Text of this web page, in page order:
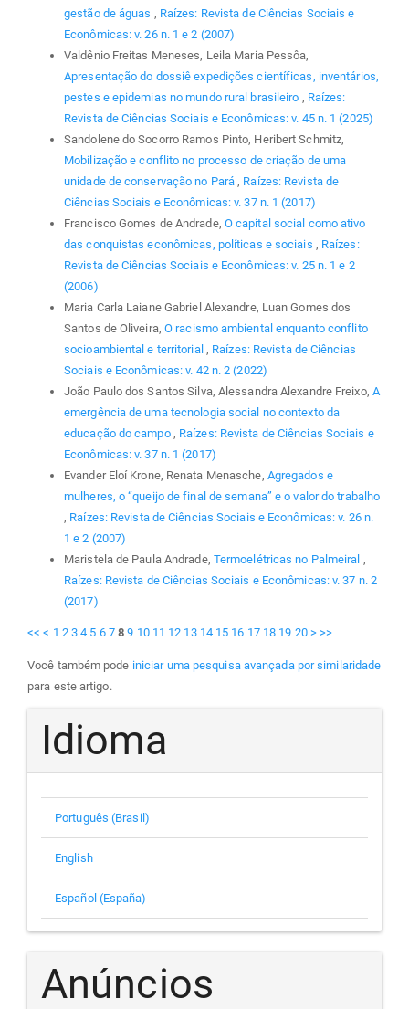
gestão de águas , Raízes: Revista de Ciências Sociais e
Econômicas: v. 26 n. 1 e 2 (2007)
Valdênio Freitas Meneses, Leila Maria Pessôa,
Apresentação do dossiê expedições científicas, inventários,
pestes e epidemias no mundo rural brasileiro , Raízes:
Revista de Ciências Sociais e Econômicas: v. 45 n. 1 (2025)
Sandolene do Socorro Ramos Pinto, Heribert Schmitz,
Mobilização e conflito no processo de criação de uma
unidade de conservação no Pará , Raízes: Revista de
Ciências Sociais e Econômicas: v. 37 n. 1 (2017)
Francisco Gomes de Andrade, O capital social como ativo
das conquistas econômicas, políticas e sociais , Raízes:
Revista de Ciências Sociais e Econômicas: v. 25 n. 1 e 2
(2006)
Maria Carla Laiane Gabriel Alexandre, Luan Gomes dos
Santos de Oliveira, O racismo ambiental enquanto conflito
socioambiental e territorial , Raízes: Revista de Ciências
Sociais e Econômicas: v. 42 n. 2 (2022)
João Paulo dos Santos Silva, Alessandra Alexandre Freixo, A
emergência de uma tecnologia social no contexto da
educação do campo , Raízes: Revista de Ciências Sociais e
Econômicas: v. 37 n. 1 (2017)
Evander Eloí Krone, Renata Menasche, Agregados e
mulheres, o “queijo de final de semana” e o valor do trabalho
, Raízes: Revista de Ciências Sociais e Econômicas: v. 26 n.
1 e 2 (2007)
Maristela de Paula Andrade, Termoelétricas no Palmeiral ,
Raízes: Revista de Ciências Sociais e Econômicas: v. 37 n. 2
(2017)
<< < 1 2 3 4 5 6 7 8 9 10 11 12 13 14 15 16 17 18 19 20 > >>
Você também pode iniciar uma pesquisa avançada por similaridade
para este artigo.
Idioma
Português (Brasil)
English
Español (España)
Anúncios